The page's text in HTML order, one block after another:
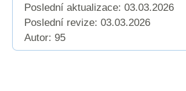
Poslední aktualizace: 03.03.2026
Poslední revize: 03.03.2026
Autor: 95